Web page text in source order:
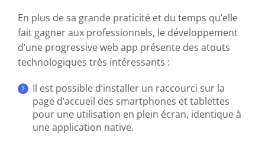
En plus de sa grande praticité et du temps qu’elle
fait gagner aux professionnels, le développement
d’une progressive web app présente des atouts
technologiques très intéressants :
Il est possible d’installer un raccourci sur la
page d’accueil des smartphones et tablettes
pour une utilisation en plein écran, identique à
une application native.